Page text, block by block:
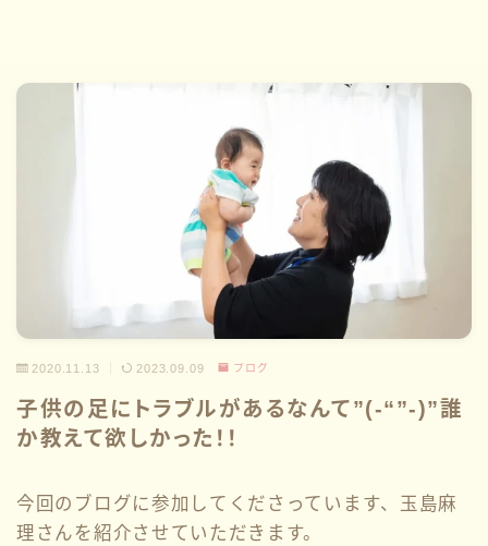
2020.11.13 2023.09.09 ブログ
子供の足にトラブルがあるなんて”(-“”-)”誰
か教えて欲しかった！！
今回のブログに参加してくださっています、玉島麻
理さんを紹介させていただきます。